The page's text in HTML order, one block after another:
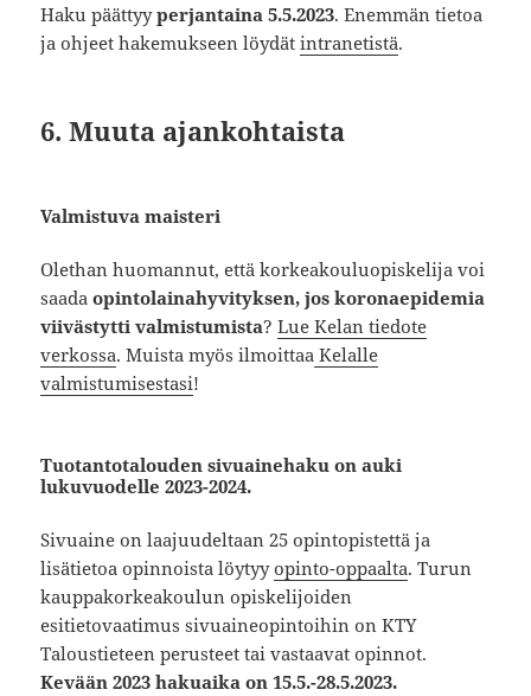
Haku päättyyperjantaina 5.5.2023. Enemmän tietoa
ja ohjeet hakemukseen löydätintranetistä.
6. Muuta ajankohtaista
Valmistuva maisteri
Olethan huomannut, että korkeakouluopiskelija voi
saadaopintolainahyvityksen, jos koronaepidemia
viivästytti valmistumista?Lue Kelan tiedote
verkossa. Muista myös ilmoittaa Kelalle
valmistumisestasi!
Tuotantotalouden sivuainehaku on auki
lukuvuodelle 2023-2024.
Sivuaine on laajuudeltaan 25 opintopistettä ja
lisätietoa opinnoista löytyyopinto-oppaalta. Turun
kauppakorkeakoulun opiskelijoiden
esitietovaatimus sivuaineopintoihin on KTY
Taloustieteen perusteet tai vastaavat opinnot.
Kevään 2023 hakuaika on 15.5.-28.5.2023.